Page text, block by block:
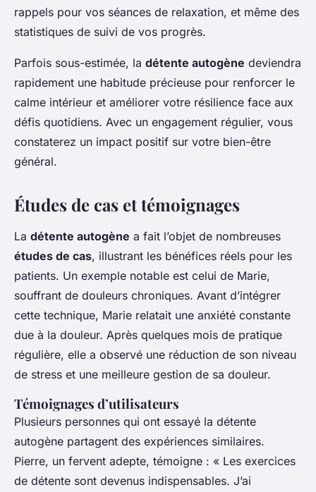
rappels pour vos séances de relaxation, et même des
statistiques de suivi de vos progrès.
Parfois sous-estimée, la détente autogène deviendra
rapidement une habitude précieuse pour renforcer le
calme intérieur et améliorer votre résilience face aux
défis quotidiens. Avec un engagement régulier, vous
constaterez un impact positif sur votre bien-être
général.
Études de cas et témoignages
La détente autogène a fait l’objet de nombreuses
études de cas, illustrant les bénéfices réels pour les
patients. Un exemple notable est celui de Marie,
souffrant de douleurs chroniques. Avant d’intégrer
cette technique, Marie relatait une anxiété constante
due à la douleur. Après quelques mois de pratique
régulière, elle a observé une réduction de son niveau
de stress et une meilleure gestion de sa douleur.
Témoignages d’utilisateurs
Plusieurs personnes qui ont essayé la détente
autogène partagent des expériences similaires.
Pierre, un fervent adepte, témoigne : « Les exercices
de détente sont devenus indispensables. J’ai